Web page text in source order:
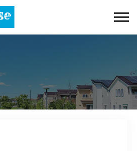
当社について
ギャラリー